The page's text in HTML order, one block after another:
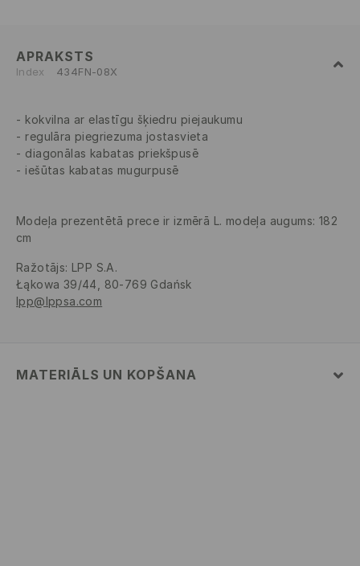
APRAKSTS
Index 434FN-08X
kokvilna ar elastīgu šķiedru piejaukumu
regulāra piegriezuma jostasvieta
diagonālas kabatas priekšpusē
iešūtas kabatas mugurpusē
Modeļa prezentētā prece ir izmērā L. modeļa augums: 182
cm
Ražotājs: LPP S.A.
Łąkowa 39/44, 80-769 Gdańsk
lpp@lppsa.com
MATERIĀLS UN KOPŠANA